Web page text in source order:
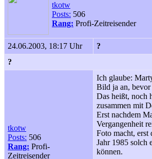
tkotw
Posts: 506
Rang: Profi-Zeitreisender
24.06.2003, 18:17 Uhr
?
?
tkotw
Posts: 506
Rang: Profi-
Zeitreisender
Ich glaube:
Bild ja an, bevor
Das heißt, noch
zusammen mit
Erst nachdem
Vergangenheit
Foto macht, erst
Jahr 1985 solch
können.